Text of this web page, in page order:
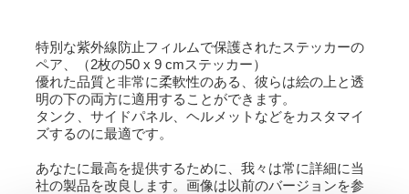
特別な紫外線防止フィルムで保護されたステッカーの
ペア、（2枚の50 x 9 cmステッカー）
優れた品質と非常に柔軟性のある、彼らは絵の上と透
明の下の両方に適用することができます。
タンク、サイドパネル、ヘルメットなどをカスタマイ
ズするのに最適です。
あなたに最高を提供するために、我々は常に詳細に当
社の製品を改良します。画像は以前のバージョンを参